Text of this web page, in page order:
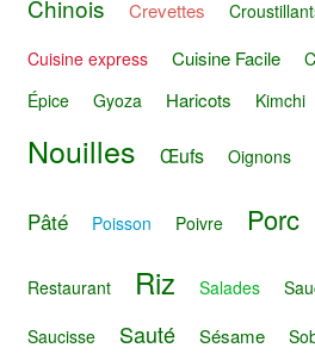
Chinois Crevettes
Cuisine express Cuisine Facile
Épice Gyoza Haricots Kimchi
Nouilles Œufs Oignons
Pâté Poisson Poivre Porc
Restaurant Riz Salades
Saucisse Sauté Sésame